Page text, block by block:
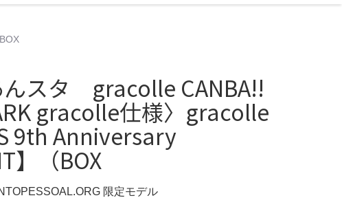
スタ gracolle CANBA!!
gracolle仕様〉gracolle
9th Anniversary
】（BOX
限定モデル